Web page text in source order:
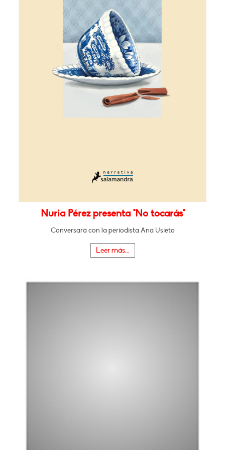
Nuria Pérez presenta "No tocarás"
Conversará con la periodista Ana Usieto
Leer más...